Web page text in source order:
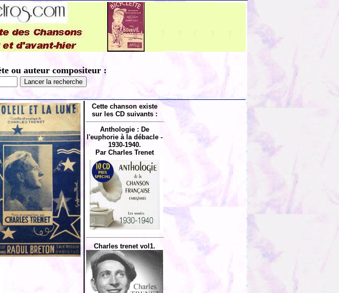
ou auteur compositeur :
Cette chanson existe
sur les CD suivants :
Anthologie : De
l'euphorie à la débacle -
1930-1940.
Par Charles Trenet
Charles trenet vol1.